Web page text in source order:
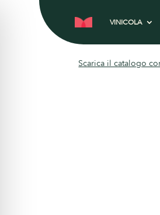
VINICOLA
Scarica il catalogo